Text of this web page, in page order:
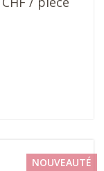
NOUVEAUTÉ